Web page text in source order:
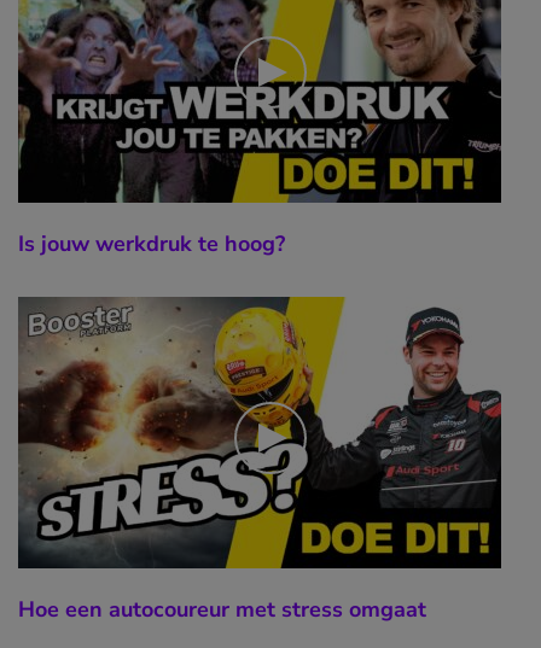
Is jouw werkdruk te hoog?
Hoe een autocoureur met stress omgaat